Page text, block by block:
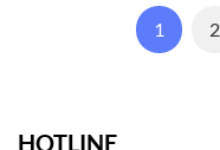
Seite
1 2
HOTLINE